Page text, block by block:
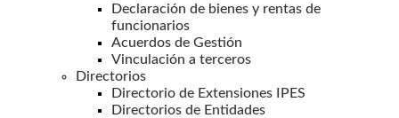
Declaración de bienes y rentas de
funcionarios
Acuerdos de Gestión
Vinculación a terceros
Directorios
Directorio de Extensiones IPES
Directorios de Entidades